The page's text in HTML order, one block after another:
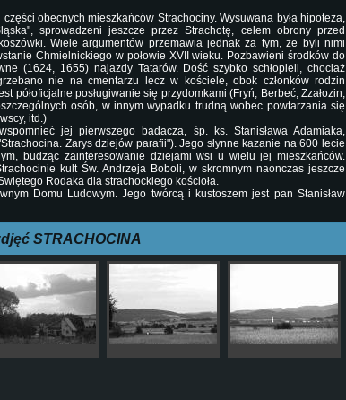
obecnych mieszkańców Strachociny. Wysuwana była hipoteza,
sprowadzeni jeszcze przez Strachotę, celem obrony przed
Wiele argumentów przemawia jednak za tym, że byli nimi
Chmielnickiego w połowie XVII wieku. Pozbawieni środków do
(1624, 1655) najazdy Tatarów. Dość szybko schłopieli, chociaż
nie na cmentarzu lecz w kościele, obok członków rodzin
półoficjalne posługiwanie się przydomkami (Fryń, Berbeć, Zzałozin,
osób, w innym wypadku trudną wobec powtarzania się
itd.)
jej pierwszego badacza, śp. ks. Stanisława Adamiaka,
Zarys dziejów parafii"). Jego słynne kazanie na 600 lecie
budząc zainteresowanie dziejami wsi u wielu jej mieszkańców.
kult Św. Andrzeja Boboli, w skromnym naonczas jeszcze
Rodaka dla strachockiego kościoła.
Domu Ludowym. Jego twórcą i kustoszem jest pan Stanisław
STRACHOCINA